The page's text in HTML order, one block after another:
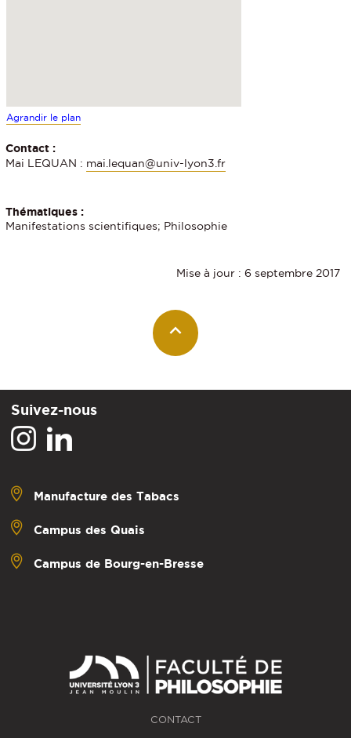
Agrandir le plan
Contact :
Mai LEQUAN : mai.lequan@univ-lyon3.fr
Thématiques :
Manifestations scientifiques; Philosophie
Mise à jour : 6 septembre 2017
Suivez-nous
Manufacture des Tabacs
Campus des Quais
Campus de Bourg-en-Bresse
CONTACT